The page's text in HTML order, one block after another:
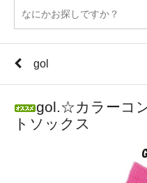
gol
gol.☆カラーコ
トソックス